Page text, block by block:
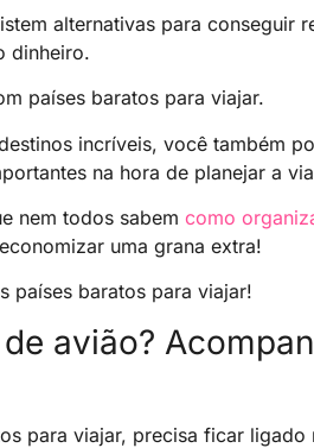
alternativas para conseguir
dinheiro.
países baratos para viajar.
incríveis, você também
na hora de planejar a
nem todos sabem como
uma grana extra!
países baratos para viajar!
avião?
para viajar, precisa ficar ligado